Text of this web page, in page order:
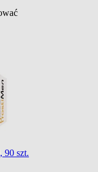
90 szt.